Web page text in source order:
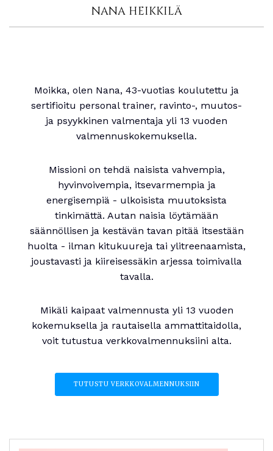
NANA HEIKKILÄ
Moikka, olen Nana, 43-vuotias koulutettu ja
sertifioitu personal trainer, ravinto-, muutos-
ja psyykkinen valmentaja yli 13 vuoden
valmennuskokemuksella.
Missioni on tehdä naisista vahvempia,
hyvinvoivempia, itsevarmempia ja
energisempiä - ulkoisista muutoksista
tinkimättä. Autan naisia löytämään
säännöllisen ja kestävän tavan pitää itsestään
huolta - ilman kitukuureja tai ylitreenaamista,
joustavasti ja kiireisessäkin arjessa toimivalla
tavalla.
Mikäli kaipaat valmennusta yli 13 vuoden
kokemuksella ja rautaisella ammattitaidolla,
voit tutustua verkkovalmennuksiini alta.
TUTUSTU VERKKOVALMENNUKSIIN